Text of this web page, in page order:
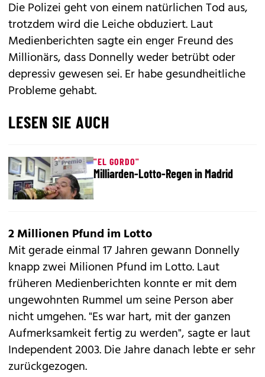
Die Polizei geht von einem natürlichen Tod aus,
trotzdem wird die Leiche obduziert. Laut
Medienberichten sagte ein enger Freund des
Millionärs, dass Donnelly weder betrübt oder
depressiv gewesen sei. Er habe gesundheitliche
Probleme gehabt.
LESEN SIE AUCH
"EL GORDO"
Milliarden-Lotto-Regen in Madrid
2 Millionen Pfund im Lotto
Mit gerade einmal 17 Jahren gewann Donnelly
knapp zwei Milionen Pfund im Lotto. Laut
früheren Medienberichten konnte er mit dem
ungewohnten Rummel um seine Person aber
nicht umgehen. "Es war hart, mit der ganzen
Aufmerksamkeit fertig zu werden", sagte er laut
Independent 2003. Die Jahre danach lebte er sehr
zurückgezogen.